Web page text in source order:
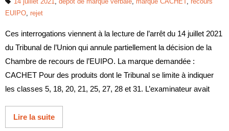
EUIPO, rejet
Ces interrogations viennent à la lecture de l’arrêt du 14 juillet 2021
du Tribunal de l’Union qui annule partiellement la décision de la
Chambre de recours de l’EUIPO. La marque demandée :
CACHET Pour des produits dont le Tribunal se limite à indiquer
les classes 5, 18, 20, 21, 25, 27, 28 et 31. L’examinateur avait
Lire la suite